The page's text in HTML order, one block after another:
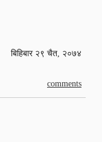
बिहिबार २९ चैत, २०७४
comments